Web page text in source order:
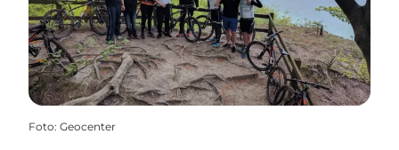
Foto: Geocenter